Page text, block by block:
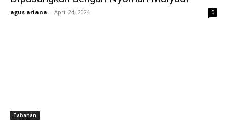
agus ariana - April 24, 2024 0
Tabanan